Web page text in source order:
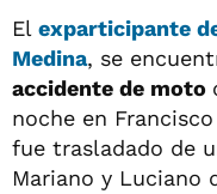
El exparticipante
Medina, se
accidente de moto
noche en
fue trasladado de
Mariano y Luciano